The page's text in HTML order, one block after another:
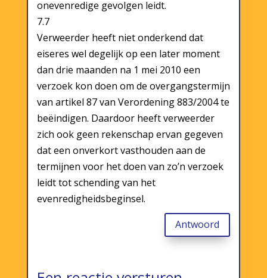
onevenredige gevolgen leidt.
7.7
Verweerder heeft niet onderkend dat
eiseres wel degelijk op een later moment
dan drie maanden na 1 mei 2010 een
verzoek kon doen om de overgangstermijn
van artikel 87 van Verordening 883/2004 te
beëindigen. Daardoor heeft verweerder
zich ook geen rekenschap ervan gegeven
dat een onverkort vasthouden aan de
termijnen voor het doen van zo’n verzoek
leidt tot schending van het
evenredigheidsbeginsel.
Antwoord